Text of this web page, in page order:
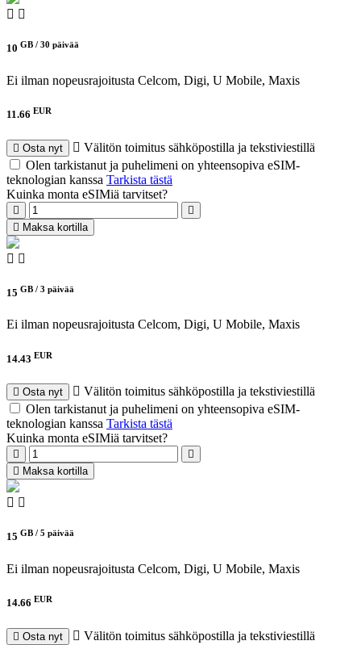
10 GB / 30 päivää
Ei ilman nopeusrajoitusta Celcom, Digi, U Mobile, Maxis
11.66 EUR
Osta nyt
Välitön toimitus sähköpostilla ja tekstiviestillä
Olen tarkistanut ja puhelimeni on yhteensopiva eSIM-
teknologian kanssa Tarkista tästä
Kuinka monta eSIMiä tarvitset?
Maksa kortilla
15 GB / 3 päivää
Ei ilman nopeusrajoitusta Celcom, Digi, U Mobile, Maxis
14.43 EUR
Osta nyt
Välitön toimitus sähköpostilla ja tekstiviestillä
Olen tarkistanut ja puhelimeni on yhteensopiva eSIM-
teknologian kanssa Tarkista tästä
Kuinka monta eSIMiä tarvitset?
Maksa kortilla
15 GB / 5 päivää
Ei ilman nopeusrajoitusta Celcom, Digi, U Mobile, Maxis
14.66 EUR
Osta nyt
Välitön toimitus sähköpostilla ja tekstiviestillä